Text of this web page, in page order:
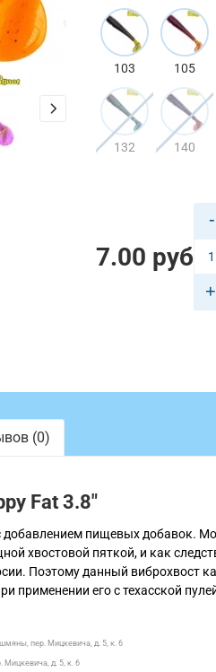
103 105
132 140
7.00 руб
-
+
(0)
Fat 3.8"
добавлением пищевых добавок.
хвостовой пяткой, и как
Поэтому данный виброхвост
применении его с техасской
пер. Мицкевича, д. 5, к. 6
Мицкевича, д. 5, к. 6